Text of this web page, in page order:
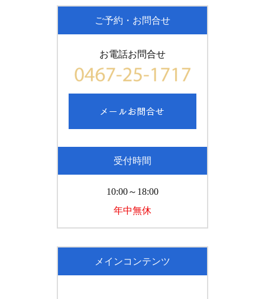
ご予約・お問合せ
お電話お問合せ
受付時間
10:00～18:00
年中無休
メインコンテンツ